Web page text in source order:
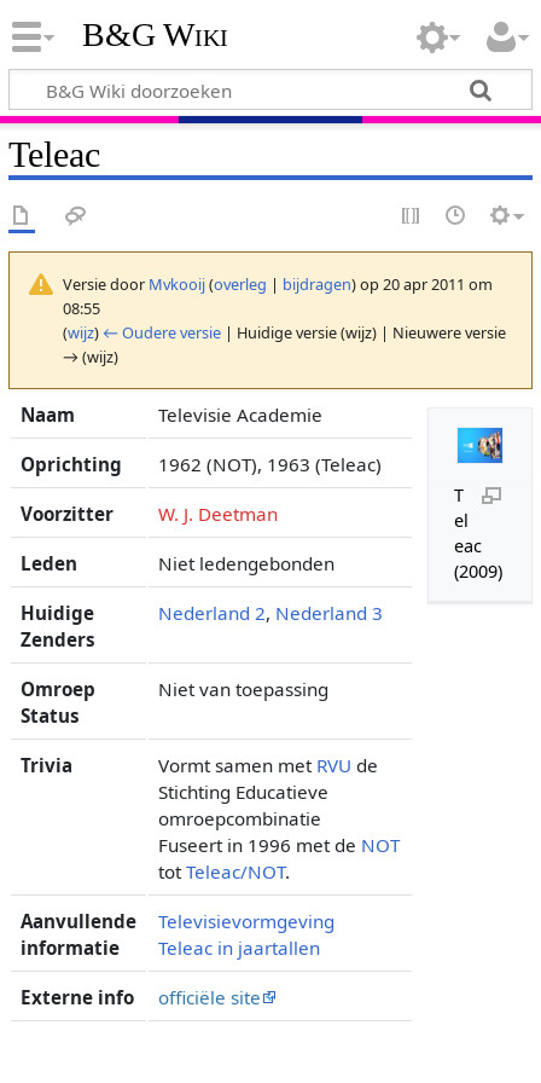
B&G Wiki
Teleac
Versie door Mvkooij(overleg | bijdragen)op 20 apr 2011 om
08:55
(wijz) ← Oudere versie| Huidige versie (wijz) | Nieuwere versie
→ (wijz)
T
el
eac
(2009)
Naam Televisie Academie
Oprichting 1962 (NOT), 1963 (Teleac)
Voorzitter W. J. Deetman
Leden Niet ledengebonden
Huidige
Zenders
Nederland 2, Nederland 3
Omroep
Status
Niet van toepassing
Trivia Vormt samen met RVU de
Stichting Educatieve
omroepcombinatie
Fuseert in 1996 met de NOT
tot Teleac/NOT.
Aanvullende
informatie
Televisievormgeving
Teleac in jaartallen
Externe info officiële site